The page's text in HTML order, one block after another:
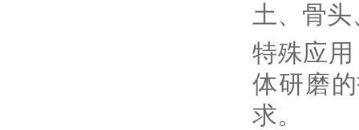
土、骨
特殊应
体研磨
求。